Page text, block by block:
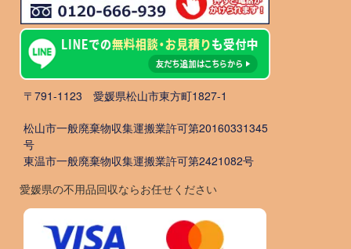
〒791-1123 愛媛県松山市東方町1827-1
松山市一般廃棄物収集運搬業許可第20160331345
号
東温市一般廃棄物収集運搬業許可第2421082号
愛媛県の不用品回収ならお任せください